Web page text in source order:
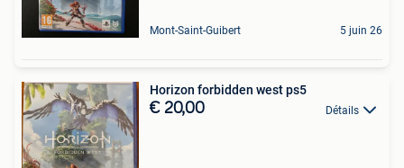
Mont-Saint-Guibert 5 juin 26
Horizon forbidden west ps5
€ 20,00 Détails